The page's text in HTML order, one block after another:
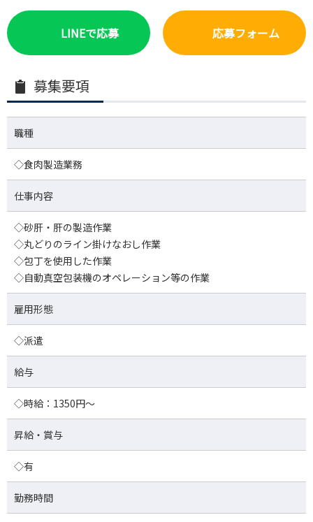
LINEで応募 応募フォーム
募集要項
職種
◇食肉製造業務
仕事内容
◇砂肝・肝の製造作業
◇丸どりのライン掛けなおし作業
◇包丁を使用した作業
◇自動真空包装機のオペレーション等の作業
雇用形態
◇派遣
給与
◇時給：1350円～
昇給・賞与
◇有
勤務時間